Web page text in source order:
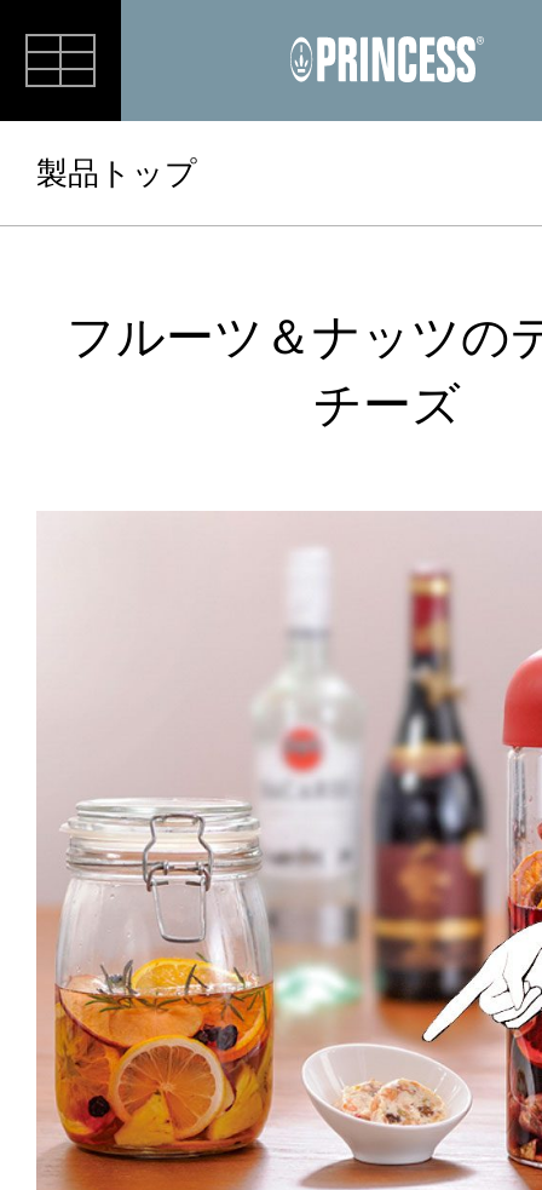
RECIPE
製品トップ
フルーツ＆ナッツの
チーズ